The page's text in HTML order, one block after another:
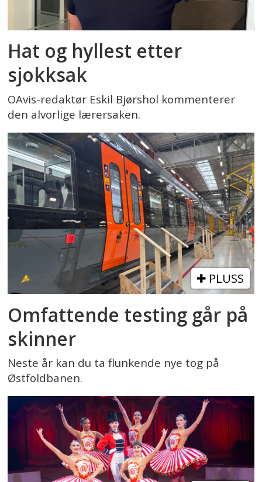
Hat og hyllest etter
sjokksak
OAvis-redaktør Eskil Bjørshol kommenterer
den alvorlige lærersaken.
PLUSS
Omfattende testing går på
skinner
Neste år kan du ta flunkende nye tog på
Østfoldbanen.